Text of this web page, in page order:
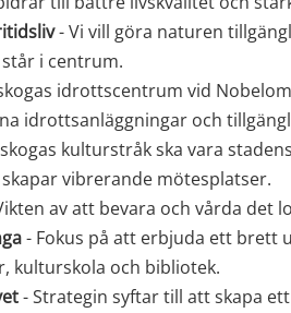
- Vi vill göra naturen
i centrum.
idrottscentrum vid
idrottsanläggningar och
kulturstråk ska vara
vibrerande mötesplatser.
av att bevara och vårda det
- Fokus på att erbjuda ett brett
kulturskola och bibliotek.
- Strategin syftar till att skapa